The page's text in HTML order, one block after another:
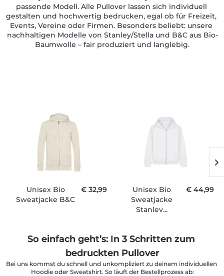
Unisex Bio
Sweatjacke B&C
€ 32,99
Unisex Bio
Sweatjacke
Stanley...
€ 44,99
passende Modell. Alle Pullover lassen sich individuell
gestalten und hochwertig bedrucken, egal ob für Freizeit,
Events, Vereine oder Firmen. Besonders beliebt: unsere
nachhaltigen Modelle von Stanley/Stella und B&C aus Bio-
Baumwolle – fair produziert und langlebig.
So einfach geht’s: In 3 Schritten zum
bedruckten Pullover
Bei uns kommst du schnell und unkompliziert zu deinem individuellen
Hoodie oder Sweatshirt. So läuft der Bestellprozess ab: